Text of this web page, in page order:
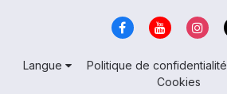
Langue Politique de confidentialité
Cookies